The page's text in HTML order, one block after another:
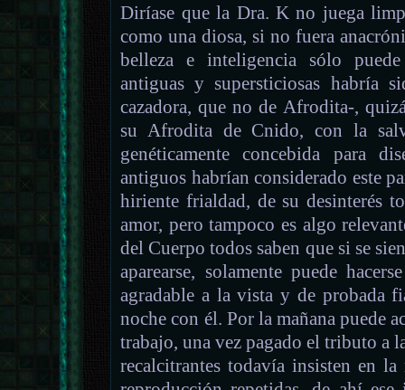
Diríase que la Dra. K no juega
como una diosa, si no fuera
belleza e inteligencia sólo
antiguas y supersticiosas habría
cazadora, que no de Afrodita-,
su Afrodita de Cnido, con la
genéticamente concebida para
antiguos habrían considerado este
hiriente frialdad, de su desinterés
amor, pero tampoco es algo
del Cuerpo todos saben que si se
aparearse, solamente puede
agradable a la vista y de probada
noche con él. Por la mañana puede
trabajo, una vez pagado el tributo a
recalcitrantes todavía insisten en